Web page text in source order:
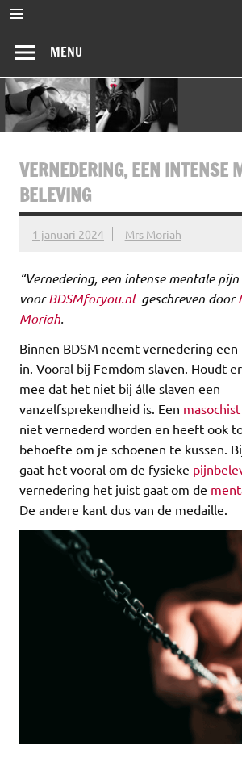
Ga
naar
inhoud
MENU
VERNEDERING, EEN INTENSE
BELEVING
1 januari 2024 Mrs Moriah
“Vernedering, een intense mentale
voorBDSMforyou.nlgeschreven door
Moriah.
Binnen BDSM neemt vernedering
in. Vooral bij Femdom slaven. Houdt
mee dat het niet bij álle slaven een
vanzelfsprekendheid is. Een masochist
niet vernederd worden en heeft ook
behoefte om je schoenen te kussen.
gaat het vooral om de fysieke
vernedering het juist gaat om de
De andere kant dus van de medaille.